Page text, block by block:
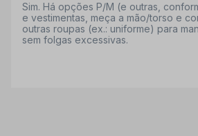
Sim. Há opções P/M (e outras,
e vestimentas, meça a mão/torso e
outras roupas (ex.: uniforme) para
sem folgas excessivas.